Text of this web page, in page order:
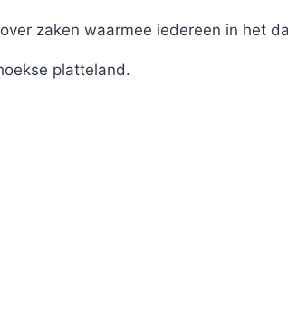
zaken waarmee iedereen in het
platteland.